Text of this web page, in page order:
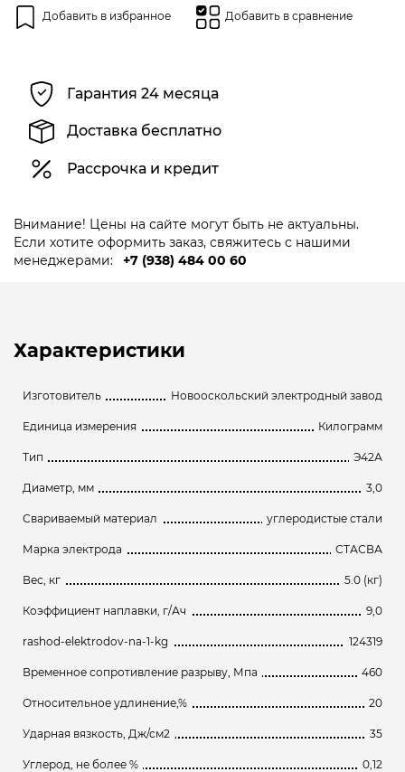
Электроды
СТАСВА
д.3
5
НЭЗ
Добавить в избранное Добавить в сравнение
Гарантия 24 месяца
Доставка бесплатно
Рассрочка и кредит
Внимание! Цены на сайте могут быть не актуальны.
Если хотите оформить заказ, свяжитесь с нашими
менеджерами:
+7 (938) 484 00 60
Характеристики
Изготовитель Новооскольский электродный завод
Единица измерения Килограмм
Тип Э42А
Диаметр, мм 3,0
Свариваемый материал углеродистые стали
Марка электрода СТАСВА
Вес, кг 5.0 (кг)
Коэффициент наплавки, г/Ач 9,0
rashod-elektrodov-na-1-kg 124319
Временное сопротивление разрыву, Мпа 460
Относительное удлинение,% 20
Ударная вязкость, Дж/см2 35
Углерод, не более % 0,12